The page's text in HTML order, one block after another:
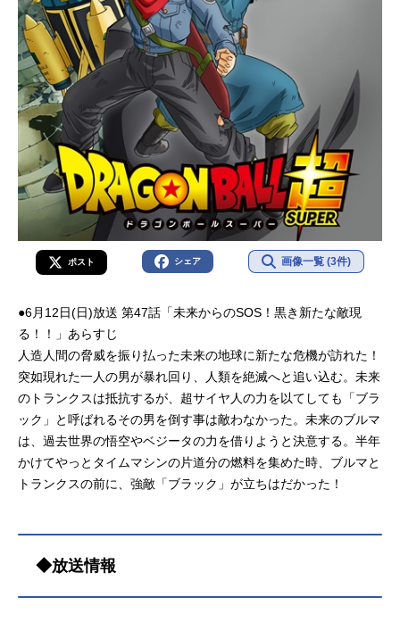
ポスト シェア 画像一覧 (3件)
●6月12日(日)放送 第47話「未来からのSOS！黒き新たな敵現
る！！」あらすじ
人造人間の脅威を振り払った未来の地球に新たな危機が訪れた！
突如現れた一人の男が暴れ回り、人類を絶滅へと追い込む。未来
のトランクスは抵抗するが、超サイヤ人の力を以てしても「ブラ
ック」と呼ばれるその男を倒す事は敵わなかった。未来のブルマ
は、過去世界の悟空やベジータの力を借りようと決意する。半年
かけてやっとタイムマシンの片道分の燃料を集めた時、ブルマと
トランクスの前に、強敵「ブラック」が立ちはだかった！
◆放送情報